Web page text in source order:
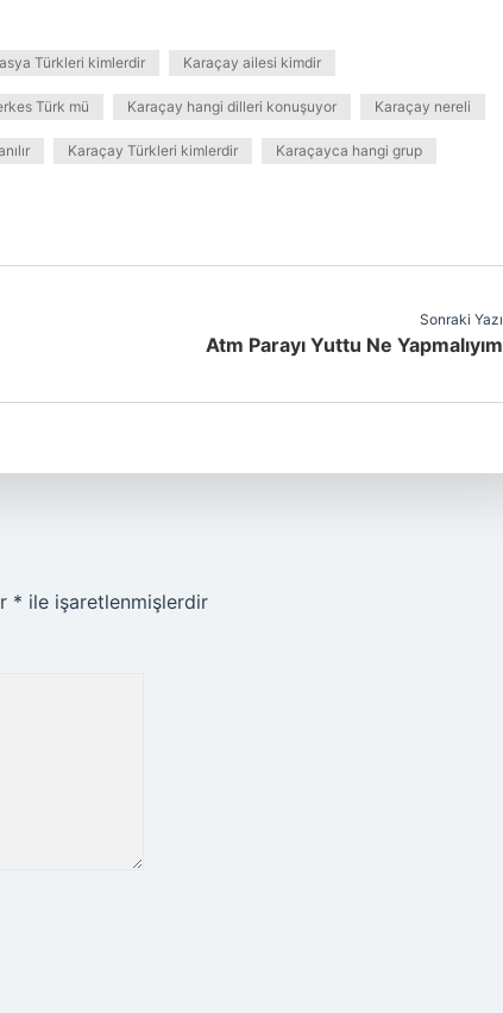
Türkleri kimlerdir Karaçay ailesi kimdir
Türk mü Karaçay hangi dilleri konuşuyor Karaçay nereli
Karaçay Türkleri kimlerdir Karaçayca hangi grup
Sonraki Yazı
Atm Parayı Yuttu Ne Yapmalıyım
* ile işaretlenmişlerdir